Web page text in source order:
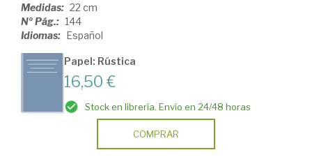
Medidas: 22 cm
Nº Pág.: 144
Idiomas: Español
Papel: Rústica
16,50 €
Stock en librería. Envío en 24/48 horas
COMPRAR